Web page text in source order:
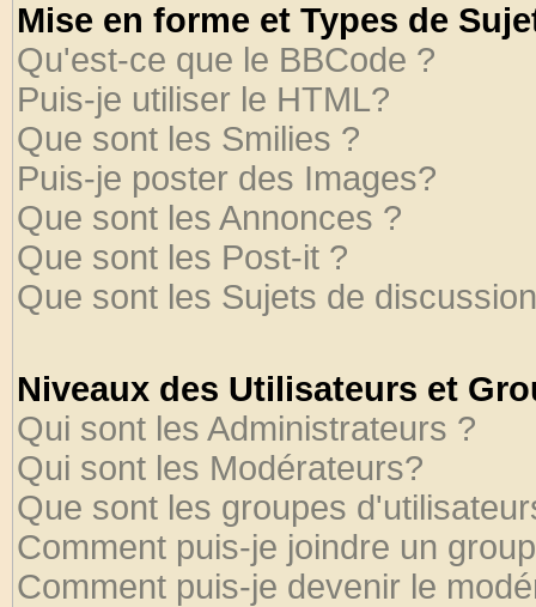
Mise en forme et Types de
Qu'est-ce que le BBCode ?
Puis-je utiliser le HTML?
Que sont les Smilies ?
Puis-je poster des Images?
Que sont les Annonces ?
Que sont les Post-it ?
Que sont les Sujets de
Niveaux des Utilisateurs et
Qui sont les Administrateurs ?
Qui sont les Modérateurs?
Que sont les groupes
Comment puis-je joindre un
Comment puis-je devenir le